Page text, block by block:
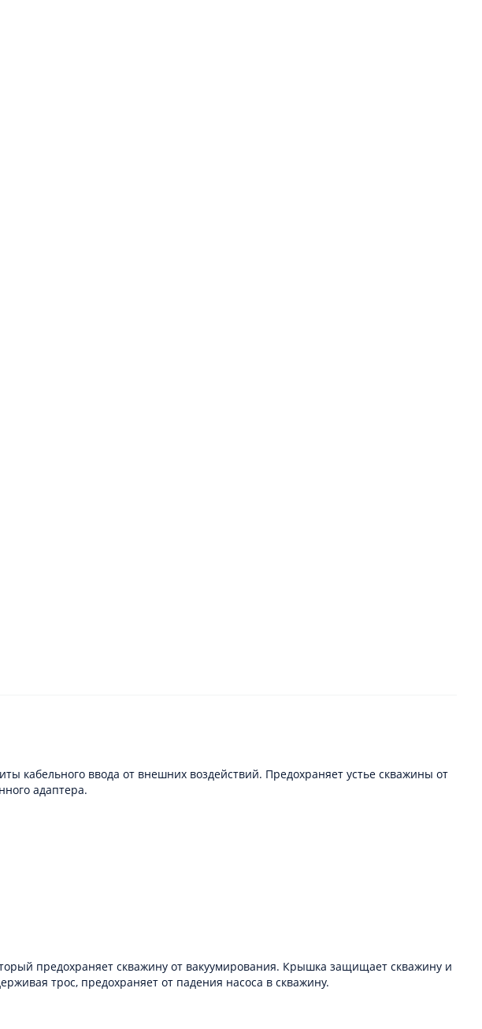
кабельного ввода от внешних воздействий. Предохраняет устье скважины от
адаптера.
предохраняет скважину от вакуумирования. Крышка защищает скважину и
трос, предохраняет от падения насоса в скважину.